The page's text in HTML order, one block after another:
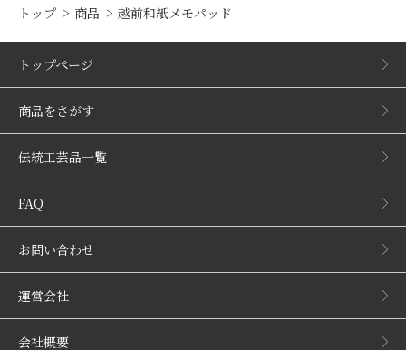
トップ 商品 越前和紙メモパッド
トップページ
商品をさがす
伝統工芸品一覧
FAQ
お問い合わせ
運営会社
会社概要